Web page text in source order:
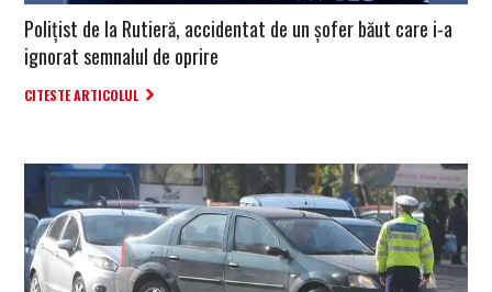
Polițist de la Rutieră, accidentat de un șofer băut care i-a
ignorat semnalul de oprire
CITESTE ARTICOLUL